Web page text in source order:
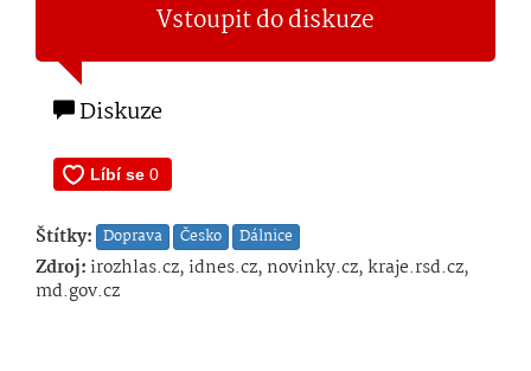
Vstoupit do diskuze
Diskuze
Štítky: Doprava Česko Dálnice
Zdroj: irozhlas.cz, idnes.cz, novinky.cz, kraje.rsd.cz,
md.gov.cz